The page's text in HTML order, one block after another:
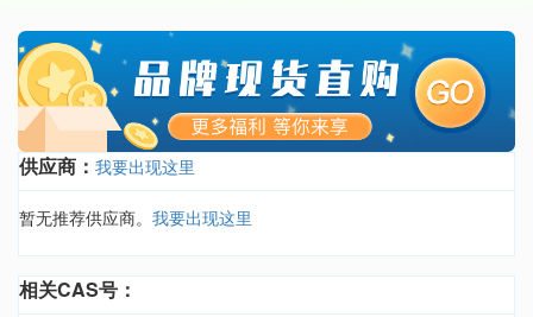
供应商： 我要出现这里
暂无推荐供应商。 我要出现这里
相关CAS号：